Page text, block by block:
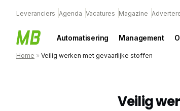
Leveranciers Agenda Vacatures Magazine
Automatisering Management
Home » Veilig werken met gevaarlijke stoffen
Veilig